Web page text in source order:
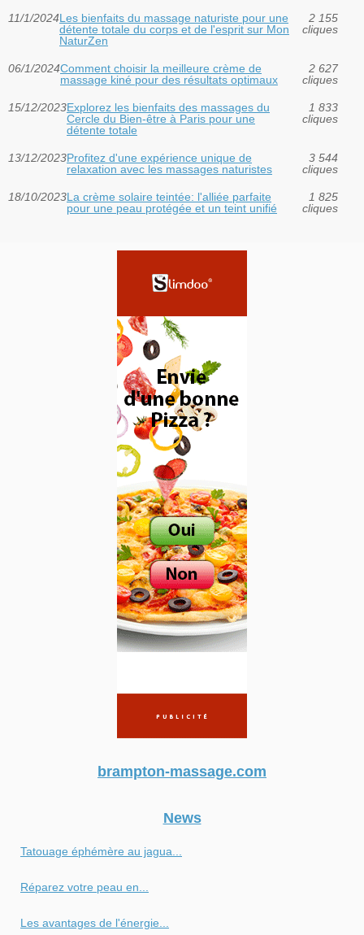
11/1/2024Les bienfaits du massage naturiste pour une
détente totale du corps et de l'esprit sur Mon
NaturZen
2 155
cliques
06/1/2024Comment choisir la meilleure crème de
massage kiné pour des résultats optimaux
2 627
cliques
15/12/2023Explorez les bienfaits des massages du
Cercle du Bien-être à Paris pour une
détente totale
1 833
cliques
13/12/2023Profitez d'une expérience unique de
relaxation avec les massages naturistes
3 544
cliques
18/10/2023La crème solaire teintée: l'alliée parfaite
pour une peau protégée et un teint unifié
1 825
cliques
brampton-massage.com
News
Tatouage éphémère au jagua...
Réparez votre peau en...
Les avantages de l'énergie...